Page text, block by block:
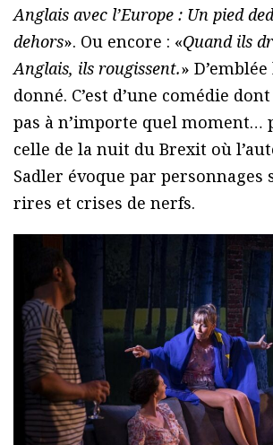
Anglais avec l’Europe : Un pied
dehors». Ou encore : «Quand ils
Anglais, ils rougissent.»
donné. C’est d’une comédie
pas à n’importe quel moment…
celle de la nuit du Brexit où
Sadler évoque par personnages
rires et crises de nerfs.